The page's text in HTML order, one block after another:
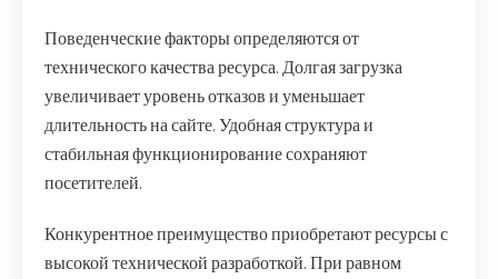
Поведенческие факторы определяются от
технического качества ресурса. Долгая загрузка
увеличивает уровень отказов и уменьшает
длительность на сайте. Удобная структура и
стабильная функционирование сохраняют
посетителей.
Конкурентное преимущество приобретают ресурсы с
высокой технической разработкой. При равном